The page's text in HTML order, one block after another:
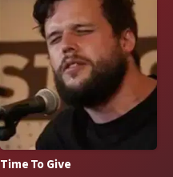
Time To Give